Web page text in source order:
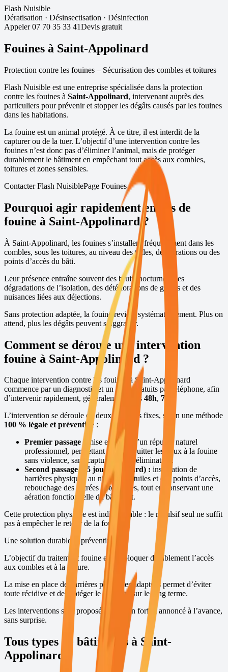
Flash Nuisible
Dératisation · Désinsectisation · Désinfection
Appeler 07 70 35 33 41Devis gratuit
Fouines à Saint-Appolinard
Protection contre les fouines – Sécurisation des combles et toitures
Flash Nuisible est une entreprise spécialisée dans la protection
contre les fouines à Saint-Appolinard, intervenant auprès des
particuliers pour prévenir et stopper les dégâts causés par les fouines
dans les habitations.
La fouine est un animal protégé. À ce titre, il est interdit de la
capturer ou de la tuer. L’objectif d’une intervention contre les
fouines n’est donc pas d’éliminer l’animal, mais de protéger
durablement le bâtiment en empêchant tout accès aux combles,
toitures et zones sensibles.
Contacter Flash NuisiblePage Fouines
Pourquoi agir rapidement en cas de
fouine à Saint-Appolinard?
À Saint-Appolinard, les fouines s’installent fréquemment dans les
combles, sous les toitures, au niveau des tuiles, des aérations ou des
points d’accès du bâti.
Leur présence entraîne souvent des bruits nocturnes, des
dégradations de l’isolation, des détériorations de gaines et des
nuisances liées aux déjections.
Sans protection adaptée, la fouine revient systématiquement. Plus on
attend, plus les dégâts peuvent s’aggraver.
Comment se déroule une intervention
fouine à Saint-Appolinard ?
Chaque intervention contre les fouines àSaint-Appolinard
commence par un diagnostic et un devis gratuits par téléphone, afin
d’intervenir rapidement, généralement sous 48h, 7j/7
L’intervention se déroule en deux passages fixes, selon une méthode
100 % légale et préventive :
Premier passage :
mise en place d’un répulsif naturel
professionnel, permettant de faire quitter les lieux à la fouine
sans violence, sans capture et sans élimination.
Second passage (15 jours plus tard) : installation de
barrières physiques au niveau des tuiles et des points d’accès,
rebouchage des entrées potentielles, tout en conservant une
aération fonctionnelle du bâtiment.
Cette protection physique est indispensable : le répulsif seul ne suffit
pas à empêcher le retour de la fouine.
Une solution durable et préventive
L’objectif du traitement fouine est de bloquer durablement l’accès
aux combles et à la toiture.
La mise en place de barrières physiques adaptées permet d’éviter
toute récidive et de protéger le bâtiment sur le long terme.
Les interventions sont proposées avec un forfait annoncé à l’avance,
sans surprise.
Tous types de bâtiments à Saint-
Appolinard